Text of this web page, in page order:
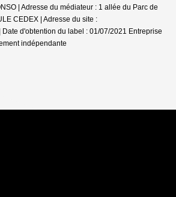
| Adresse du médiateur : 1 allée du Parc de
CEDEX | Adresse du site :
d'obtention du label : 01/07/2021 Entreprise
indépendante